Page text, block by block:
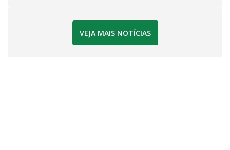
VEJA MAIS NOTÍCIAS